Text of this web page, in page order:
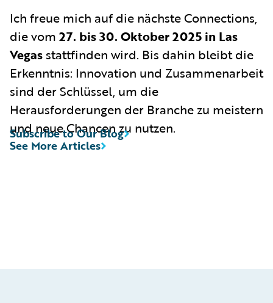
Ich freue mich auf die nächste Connections,
die vom 27. bis 30. Oktober 2025 in Las
Vegas stattfinden wird. Bis dahin bleibt die
Erkenntnis: Innovation und Zusammenarbeit
sind der Schlüssel, um die
Herausforderungen der Branche zu meistern
und neue Chancen zu nutzen.
See More Articles
Subscribe to Our Blog